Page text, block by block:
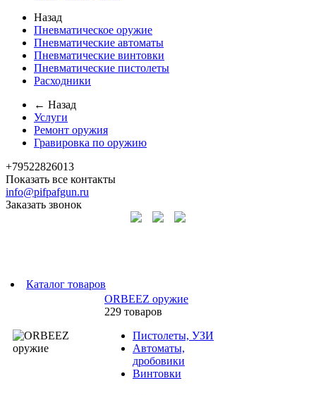
Назад
Пневматическое оружие
Пневматические автоматы
Пневматические винтовки
Пневматические пистолеты
Расходники
← Назад
Услуги
Ремонт оружия
Гравировка по оружию
+79522826013
Показать все контакты
info@pifpafgun.ru
Заказать звонок
Каталог товаров
ORBEEZ оружие
229 товаров
Пистолеты, УЗИ
Автоматы,
дробовики
Винтовки